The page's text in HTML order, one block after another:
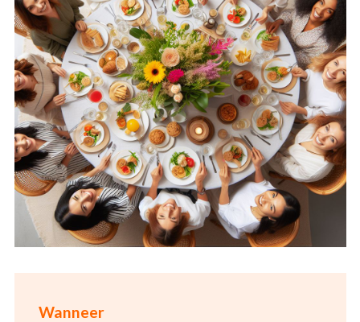
Wanneer